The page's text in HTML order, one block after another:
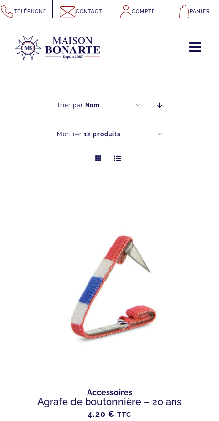
Passer
au
contenu
TÉLÉPHONE CONTACT COMPTE PANIER
Trier par Nom
Montrer 12 produits
Accessoires
Agrafe de boutonnière – 20 ans
4.20 € TTC